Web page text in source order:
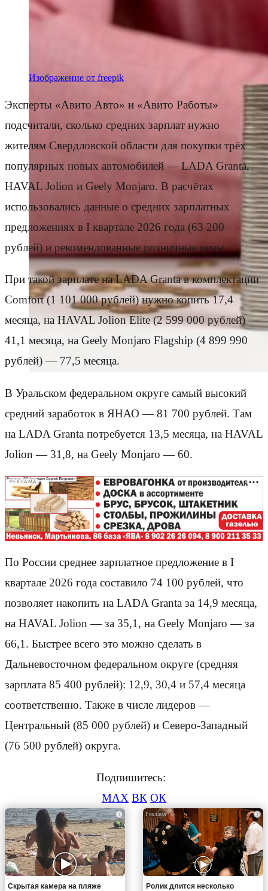
Изображение от freepik
Эксперты «Авито Авто» и «Авито Работы»
подсчитали, сколько средних зарплат нужно
жителям Свердловской области для покупки трёх
популярных новых автомобилей — LADA Granta,
HAVAL Jolion и Geely Monjaro. В расчётах
использовались данные о средних зарплатных
предложениях в I квартале 2026 года (63 200
рублей) и рекомендованные розничные цены.
При такой зарплате на LADA Granta в комплектации
Comfort (1 101 000 рублей) нужно копить 17,4
месяца, на HAVAL Jolion Elite (2 599 000 рублей) —
41,1 месяца, на Geely Monjaro Flagship (4 899 990
рублей) — 77,5 месяца.
В Уральском федеральном округе самый высокий
средний заработок в ЯНАО — 81 700 рублей. Там
на LADA Granta потребуется 13,5 месяца, на HAVAL
Jolion — 31,8, на Geely Monjaro — 60.
РЕКЛАМА
По России среднее зарплатное предложение в I
квартале 2026 года составило 74 100 рублей, что
позволяет накопить на LADA Granta за 14,9 месяца,
на HAVAL Jolion — за 35,1, на Geely Monjaro — за
66,1. Быстрее всего это можно сделать в
Дальневосточном федеральном округе (средняя
зарплата 85 400 рублей): 12,9, 30,4 и 57,4 месяца
соответственно. Также в числе лидеров —
Центральный (85 000 рублей) и Северо-Западный
(76 500 рублей) округа.
Подпишитесь:
MAX ВК ОК
i
Скрытая камера на пляже
i
Ролик длится несколько